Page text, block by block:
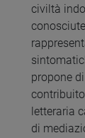
civiltà
propone
letteraria
di